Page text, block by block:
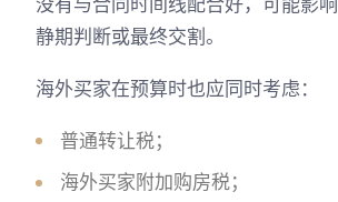
没有与合同时间线配合好，可能影
静期判断或最终交割。
海外买家在预算时也应同时考虑：
普通转让税；
海外买家附加购房税；